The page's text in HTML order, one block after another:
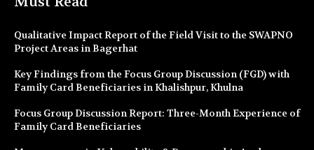
Qualitative Impact Report of the Field Visit to the SWAPNO
Project Areas in Bagerhat
Key Findings from the Focus Group Discussion (FGD) with
Family Card Beneficiaries in Khalishpur, Khulna
Focus Group Discussion Report: Three-Month Experience of
Family Card Beneficiaries